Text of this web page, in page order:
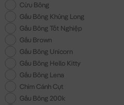
Cừu Bông
Gấu Bông Khủng Long
Gấu Bông Tốt Nghiệp
Gấu Brown
Gấu Bông Unicorn
Gấu Bông Hello Kitty
Gấu Bông Lena
Chim Cánh Cụt
Gấu Bông 200k